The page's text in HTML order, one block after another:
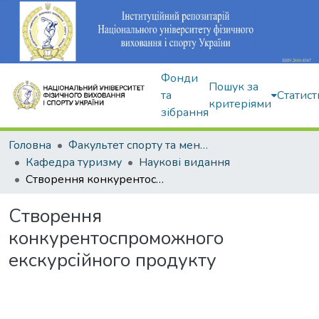
Фонди
та
зібрання
Пошук за
критеріями
Головна
Факультет спорту та менеджменту
Кафедра туризму
Наукові видання
Створення конкурентоспроможного екскурсійного продукту
Створення
конкурентоспроможного
екскурсійного продукту